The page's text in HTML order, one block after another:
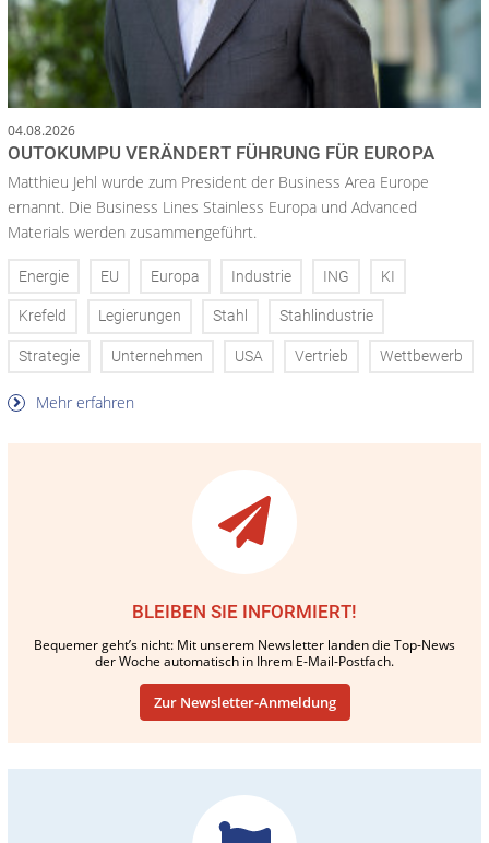
04.08.2026
OUTOKUMPU VERÄNDERT FÜHRUNG FÜR EUROPA
Matthieu Jehl wurde zum President der Business Area Europe
ernannt. Die Business Lines Stainless Europa und Advanced
Materials werden zusammengeführt.
Energie EU Europa Industrie ING KI
Krefeld Legierungen Stahl Stahlindustrie
Strategie Unternehmen USA Vertrieb Wettbewerb
Mehr erfahren
BLEIBEN SIE INFORMIERT!
Bequemer geht’s nicht: Mit unserem Newsletter landen die Top-News
der Woche automatisch in Ihrem E-Mail-Postfach.
Zur Newsletter-Anmeldung